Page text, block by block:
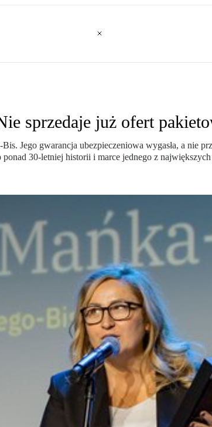
sprzedaje już ofert
Jego gwarancja ubezpieczeniowa wygasła, a nie
30-letniej historii i marce jednego z